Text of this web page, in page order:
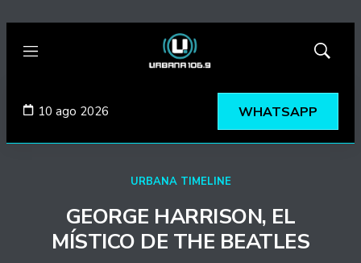
Menú
Mostrar
10 ago 2026 WHATSAPP
URBANA TIMELINE
GEORGE HARRISON, EL
MÍSTICO DE THE BEATLES